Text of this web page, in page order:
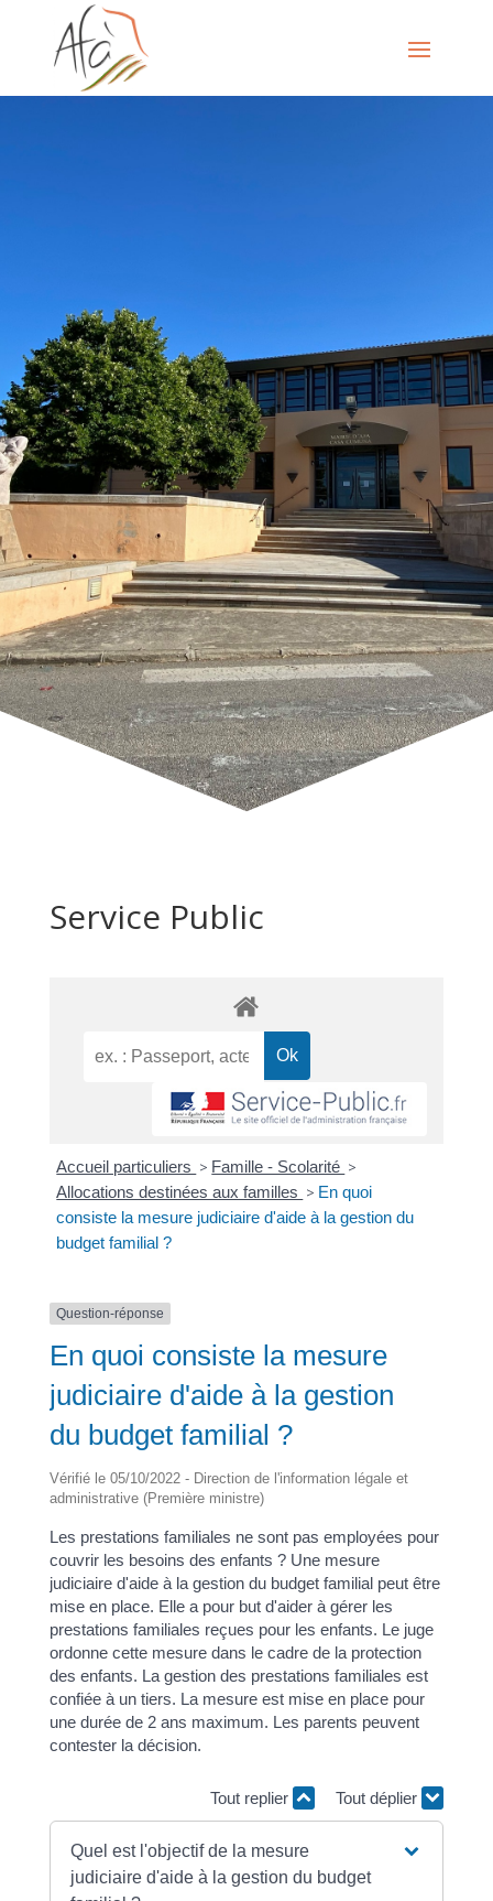
Service Public
Accueil particuliers > Famille - Scolarité >
Allocations destinées aux familles > En quoi
consiste la mesure judiciaire d'aide à la gestion du
budget familial ?
Question-réponse
En quoi consiste la mesure
judiciaire d'aide à la gestion
du budget familial ?
Vérifié le 05/10/2022 - Direction de l'information légale et
administrative (Première ministre)
Les prestations familiales ne sont pas employées pour
couvrir les besoins des enfants ? Une mesure
judiciaire d'aide à la gestion du budget familial peut être
mise en place. Elle a pour but d'aider à gérer les
prestations familiales reçues pour les enfants. Le juge
ordonne cette mesure dans le cadre de la protection
des enfants. La gestion des prestations familiales est
confiée à un tiers. La mesure est mise en place pour
une durée de 2 ans maximum. Les parents peuvent
contester la décision.
Tout replier Tout déplier
Quel est l'objectif de la mesure
judiciaire d'aide à la gestion du budget